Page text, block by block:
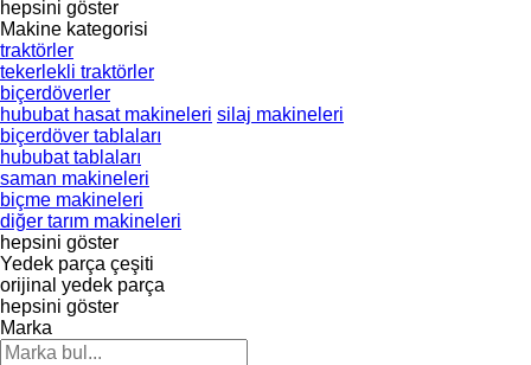
hepsini göster
Makine kategorisi
traktörler
tekerlekli traktörler
biçerdöverler
hububat hasat makineleri silaj makineleri
biçerdöver tablaları
hububat tablaları
saman makineleri
biçme makineleri
diğer tarım makineleri
hepsini göster
Yedek parça çeşiti
orijinal yedek parça
hepsini göster
Marka